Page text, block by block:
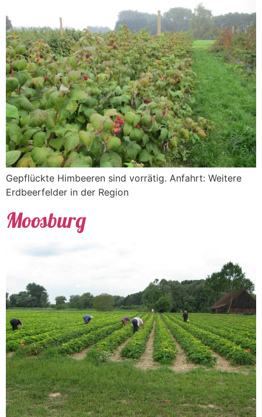
Gepflückte Himbeeren sind vorrätig. Anfahrt: Weitere
Erdbeerfelder in der Region
Moosburg